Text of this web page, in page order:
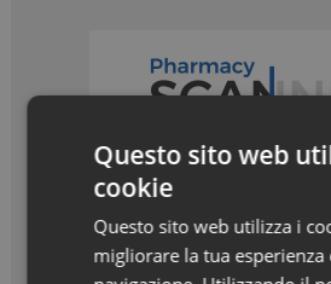
Questo sito web
cookie
Questo sito web utilizza i
migliorare la tua esperienza